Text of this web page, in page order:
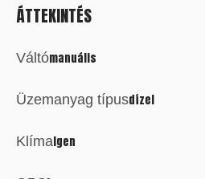
ÁTTEKINTÉS
VáltóManuális
Üzemanyag típusDízel
KlímaIgen